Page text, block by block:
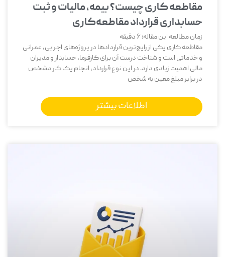
مقاطعه‌ کاری چیست؟ بیمه، مالیات و ثبت
حسابداری قرارداد مقاطعه‌کاری
زمان مطالعه این مقاله:6 دقیقه
مقاطعه ‌کاری یکی از رایج‌ترین قراردادها در پروژه‌های اجرایی، عمرانی
و خدماتی است و شناخت درست آن برای کارفرما، حسابدار و مدیران
مالی اهمیت زیادی دارد. در این نوع قرارداد، انجام یک کار مشخص
در برابر مبلغ معین به شخص
اطلاعات بیشتر